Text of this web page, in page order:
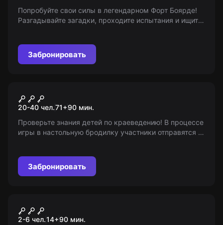
Попробуйте свои силы в легендарном Форт Боярде!
Разгадывайте загадки, проходите испытания и ищите
Забронировать
Путешествие по
Вологодской области
20-40 чел.71+90 мин.
Проверьте знания детей по краеведению! В процессе
игры в настольную бродилку участники отправятся в
заданий. Все команды получат грамоты за участие в
игре.
Забронировать
Палата № 7
2-6 чел.14+90 мин.